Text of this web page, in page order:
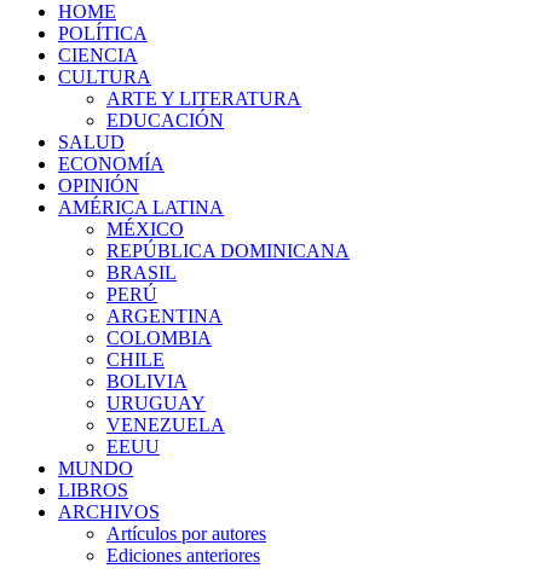
HOME
POLÍTICA
CIENCIA
CULTURA
ARTE Y LITERATURA
EDUCACIÓN
SALUD
ECONOMÍA
OPINIÓN
AMÉRICA LATINA
MÉXICO
REPÚBLICA DOMINICANA
BRASIL
PERÚ
ARGENTINA
COLOMBIA
CHILE
BOLIVIA
URUGUAY
VENEZUELA
EEUU
MUNDO
LIBROS
ARCHIVOS
Artículos por autores
Ediciones anteriores